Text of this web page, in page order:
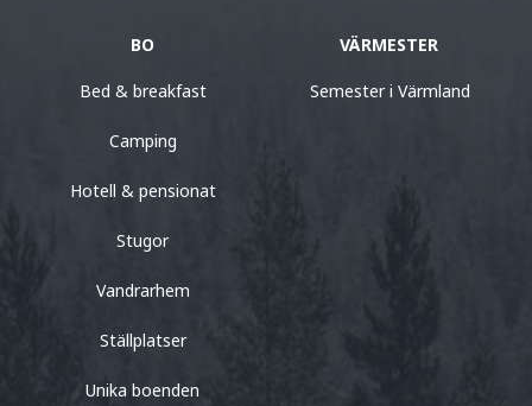
BO
Bed & breakfast
Camping
Hotell & pensionat
Stugor
Vandrarhem
Ställplatser
Unika boenden
VÄRMESTER
Semester i Värmland